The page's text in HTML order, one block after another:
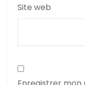
Site web